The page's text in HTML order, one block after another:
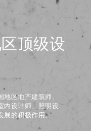
顶级设
区地产建筑师、
内设计师、照明设
展的积极作用。